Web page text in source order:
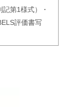
第1様式）・
評価書写